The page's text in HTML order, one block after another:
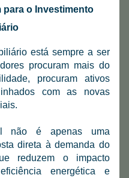
para o Investimento
está sempre a ser
procuram mais do
procuram ativos
com as novas
não é apenas uma
direta à demanda do
reduzem o impacto
energética e